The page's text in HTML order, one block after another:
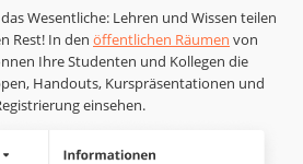
Wesentliche: Lehren und Wissen teilen
Rest! In den öffentlichen Räumen von
Ihre Studenten und Kollegen die
Handouts, Kurspräsentationen und
einsehen.